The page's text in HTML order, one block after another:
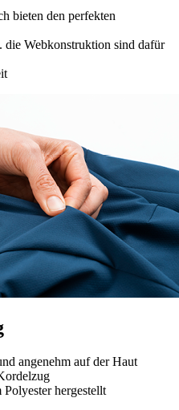
bieten den perfekten
die Webkonstruktion sind dafür
angenehm auf der Haut
hergestellt